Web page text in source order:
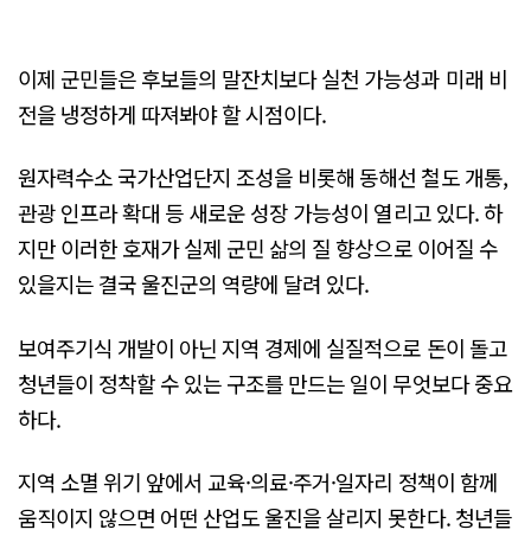
이제 군민들은 후보들의 말잔치보다 실천 가능성과 미래 비
전을 냉정하게 따져봐야 할 시점이다.
원자력수소 국가산업단지 조성을 비롯해 동해선 철도 개통,
관광 인프라 확대 등 새로운 성장 가능성이 열리고 있다. 하
지만 이러한 호재가 실제 군민 삶의 질 향상으로 이어질 수
있을지는 결국 울진군의 역량에 달려 있다.
보여주기식 개발이 아닌 지역 경제에 실질적으로 돈이 돌고
청년들이 정착할 수 있는 구조를 만드는 일이 무엇보다 중요
하다.
지역 소멸 위기 앞에서 교육·의료·주거·일자리 정책이 함께
움직이지 않으면 어떤 산업도 울진을 살리지 못한다. 청년들